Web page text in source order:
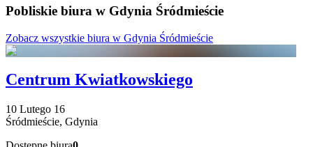
Pobliskie biura w Gdynia Śródmieście
Zobacz wszystkie biura w Gdynia Śródmieście
Centrum Kwiatkowskiego
10 Lutego 16
Śródmieście, Gdynia